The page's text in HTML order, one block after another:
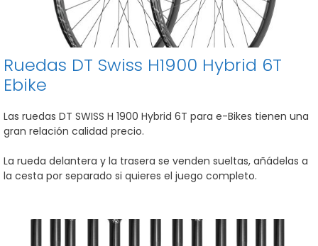
Ruedas DT Swiss H1900 Hybrid 6T
Ebike
Las ruedas DT SWISS H 1900 Hybrid 6T para e-Bikes tienen una
gran relación calidad precio.
La rueda delantera y la trasera se venden sueltas, añádelas a
la cesta por separado si quieres el juego completo.